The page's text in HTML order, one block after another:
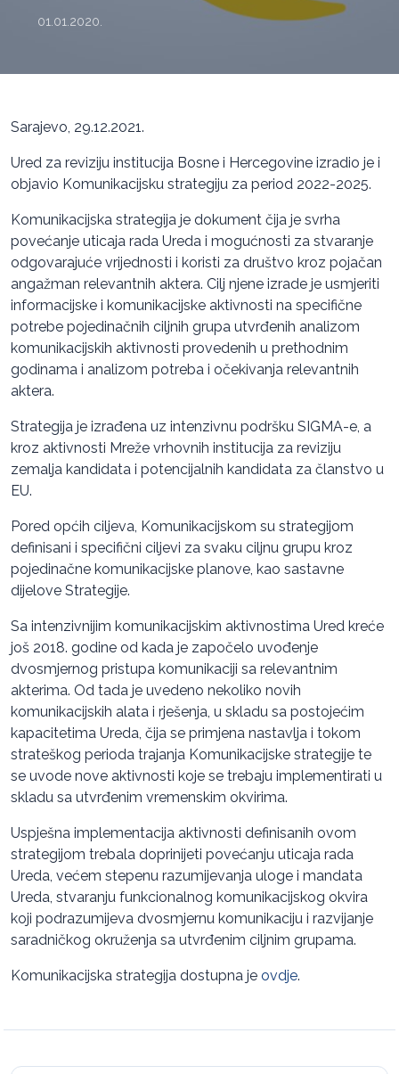
01.01.2020.
Sarajevo, 29.12.2021.
Ured za reviziju institucija Bosne i Hercegovine izradio je i
objavio Komunikacijsku strategiju za period 2022-2025.
Komunikacijska strategija je dokument čija je svrha
povećanje uticaja rada Ureda i mogućnosti za stvaranje
odgovarajuće vrijednosti i koristi za društvo kroz pojačan
angažman relevantnih aktera. Cilj njene izrade je usmjeriti
informacijske i komunikacijske aktivnosti na specifične
potrebe pojedinačnih ciljnih grupa utvrđenih analizom
komunikacijskih aktivnosti provedenih u prethodnim
godinama i analizom potreba i očekivanja relevantnih
aktera.
Strategija je izrađena uz intenzivnu podršku SIGMA-e, a
kroz aktivnosti Mreže vrhovnih institucija za reviziju
zemalja kandidata i potencijalnih kandidata za članstvo u
EU.
Pored općih ciljeva, Komunikacijskom su strategijom
definisani i specifični ciljevi za svaku ciljnu grupu kroz
pojedinačne komunikacijske planove, kao sastavne
dijelove Strategije.
Sa intenzivnijim komunikacijskim aktivnostima Ured kreće
još 2018. godine od kada je započelo uvođenje
dvosmjernog pristupa komunikaciji sa relevantnim
akterima. Od tada je uvedeno nekoliko novih
komunikacijskih alata i rješenja, u skladu sa postojećim
kapacitetima Ureda, čija se primjena nastavlja i tokom
strateškog perioda trajanja Komunikacijske strategije te
se uvode nove aktivnosti koje se trebaju implementirati u
skladu sa utvrđenim vremenskim okvirima.
Uspješna implementacija aktivnosti definisanih ovom
strategijom trebala doprinijeti povećanju uticaja rada
Ureda, većem stepenu razumijevanja uloge i mandata
Ureda, stvaranju funkcionalnog komunikacijskog okvira
koji podrazumijeva dvosmjernu komunikaciju i razvijanje
saradničkog okruženja sa utvrđenim ciljnim grupama.
Komunikacijska strategija dostupna je ovdje.